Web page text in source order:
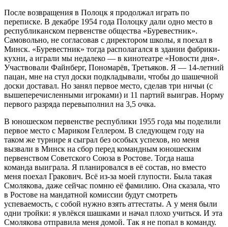
После возвращения в Полоцк я продолжал играть по
переписке. В декабре 1954 года Полоцку дали одно место в
республиканском первенстве общества «Буревестник».
Самовольно, не согласовав с директором школы, я поехал в
Минск. «Буревестник» тогда располагался в здании фабрики-
кухни, а играли мы недалеко — в кинотеатре «Новости дня».
Участвовали Файнберг, Пономарёв, Третьяков. Я — 14-летний
пацан, мне на стул доски подкладывали, чтобы до шашечной
доски доставал. Но занял первое место, сделав три ничьи (с
вышеперечисленными игроками) и 11 партий выиграв. Норму
первого разряда перевыполнил на 3,5 очка.
В юношеском первенстве республики 1955 года мы поделили
первое место с Мариком Геллером. В следующем году на
таком же турнире я сыграл без особых успехов, но меня
вызвали в Минск на сбор перед командным юношеским
первенством Советского Союза в Ростове. Тогда наша
команда выиграла. Я планировался в её состав, но вместо
меня поехал Гракович. Всё из-за моей глупости. Была такая
Смолякова, даже сейчас помню её фамилию. Она сказала, что
в Ростове на мандатной комиссии будут смотреть
успеваемость, с собой нужно взять аттестаты. А у меня были
одни тройки: я увлёкся шашками и начал плохо учиться. И эта
Смолякова отправила меня домой. Так я не попал в команду.